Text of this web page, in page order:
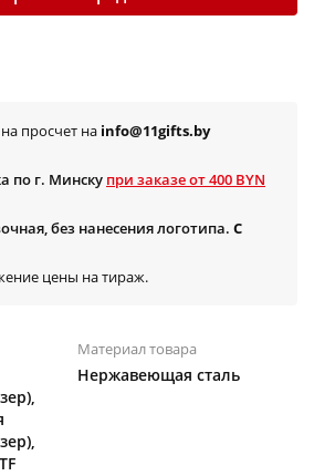
просчет на info@11gifts.by
по г. Минску при заказе от 400 BYN
без нанесения логотипа. С
цены на тираж.
Материал товара
Нержавеющая сталь